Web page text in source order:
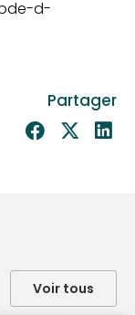
d-
Partager
Voir tous